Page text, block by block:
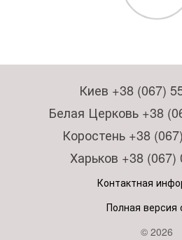
Киев +38 (067)
Белая Церковь +38
Коростень +38
Харьков +38 (067)
Контактная
Полная версия
© 2026